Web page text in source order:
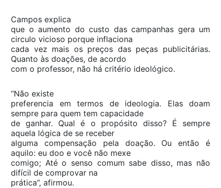
Campos explica
que o aumento do custo das campanhas gera um
circulo vicioso porque inflaciona
cada vez mais os preços das peças publicitárias.
Quanto às doações, de acordo
com o professor, não há critério ideológico.
“Não existe
preferencia em termos de ideologia. Elas doam
sempre para quem tem capacidade
de ganhar. Qual é o propósito disso? É sempre
aquela lógica de se receber
alguma compensação pela doação. Ou então é
aquilo: eu doo e você não mexe
comigo; Até o senso comum sabe disso, mas não
difícil de comprovar na
prática”, afirmou.